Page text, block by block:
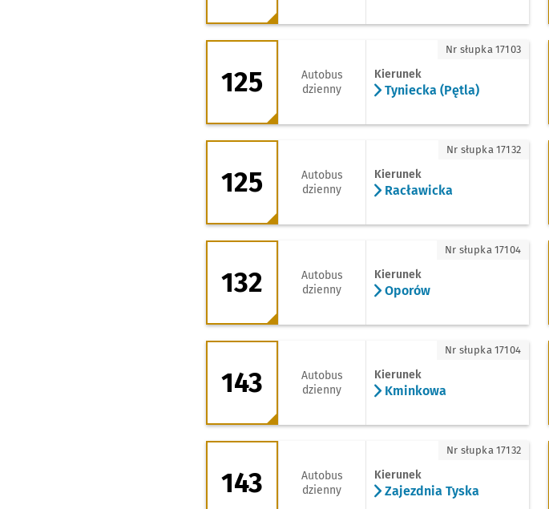
125 - kierunek Tyniecka (Pętla)
125
Autobus
dzienny
Kierunek
Tyniecka (Pętla)
Nr słupka 17103
125 - kierunek Racławicka
125
Autobus
dzienny
Kierunek
Racławicka
Nr słupka 17132
132 - kierunek Oporów
132
Autobus
dzienny
Kierunek
Oporów
Nr słupka 17104
143 - kierunek Kminkowa
143
Autobus
dzienny
Kierunek
Kminkowa
Nr słupka 17104
143 - kierunek Zajezdnia Tyska
143
Autobus
dzienny
Kierunek
Zajezdnia Tyska
Nr słupka 17132